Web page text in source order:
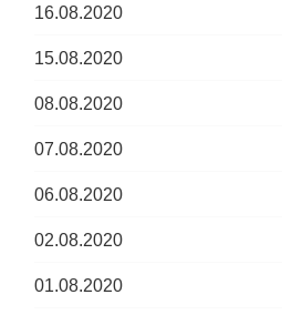
16.08.2020
15.08.2020
08.08.2020
07.08.2020
06.08.2020
02.08.2020
01.08.2020